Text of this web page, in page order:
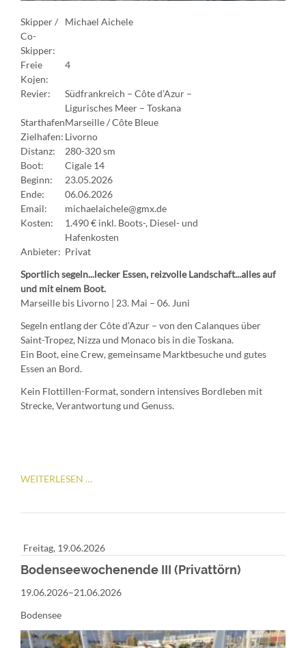
Skipper /
Co-
Skipper:
Michael Aichele
Freie
Kojen:
4
Revier:
Südfrankreich – Côte d’Azur –
Ligurisches Meer – Toskana
StarthafenMarseille / Côte Bleue
Zielhafen: Livorno
Distanz:
280-320 sm
Boot:
Cigale 14
Beginn:
23.05.2026
Ende:
06.06.2026
Email:
michaelaichele@gmx.de
Kosten:
1.490 € inkl. Boots-, Diesel- und
Hafenkosten
Anbieter: Privat
Sportlich segeln...lecker Essen, reizvolle Landschaft...alles auf
und mit einem Boot.
Marseille bis Livorno | 23. Mai – 06. Juni
Segeln entlang der Côte d’Azur – von den Calanques über
Saint-Tropez, Nizza und Monaco bis in die Toskana.
Ein Boot, eine Crew, gemeinsame Marktbesuche und gutes
Essen an Bord.
Kein Flottillen-Format, sondern intensives Bordleben mit
Strecke, Verantwortung und Genuss.
WEITERLESEN …
Freitag, 19.06.2026
Bodenseewochenende III (Privattörn)
19.06.2026–21.06.2026
Bodensee